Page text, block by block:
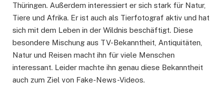
Thüringen. Außerdem interessiert er sich stark für Natur,
Tiere und Afrika. Er ist auch als Tierfotograf aktiv und hat
sich mit dem Leben in der Wildnis beschäftigt. Diese
besondere Mischung aus TV-Bekanntheit, Antiquitäten,
Natur und Reisen macht ihn für viele Menschen
interessant. Leider machte ihn genau diese Bekanntheit
auch zum Ziel von Fake-News-Videos.